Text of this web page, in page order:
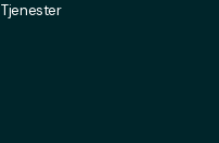
Tjenester